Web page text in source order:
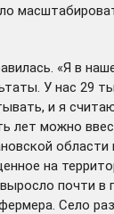
«Я в
У нас 29
и я
лет можно
области
на
почти в
Село